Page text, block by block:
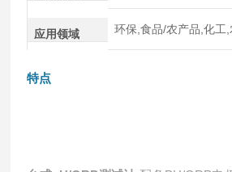
应用领域 环保,食品/农产品,化工
特点